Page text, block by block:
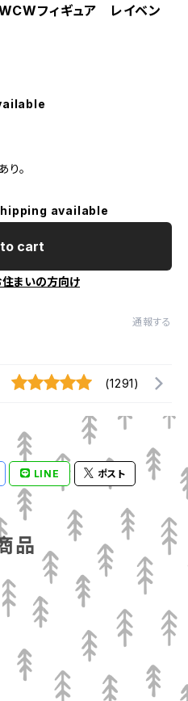
フィギュア レイベン
。
available
cart
まいの方向け
通報する
(1291)
LINE ポスト
品